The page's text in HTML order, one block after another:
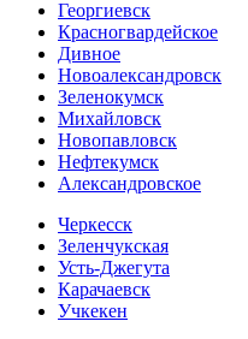
Георгиевск
Красногвардейское
Дивное
Новоалександровск
Зеленокумск
Михайловск
Новопавловск
Нефтекумск
Александровское
Черкесск
Зеленчукская
Усть-Джегута
Карачаевск
Учкекен